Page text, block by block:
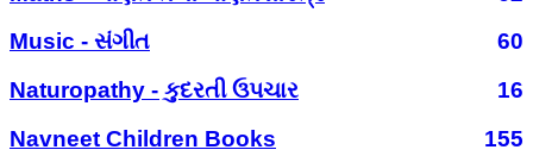
Music - સંગીત
60
Naturopathy - કુદરતી ઉપચાર
16
Navneet Children Books
155